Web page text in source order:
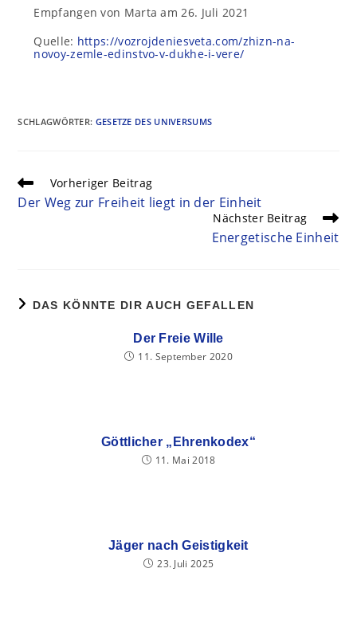
Empfangen von Marta am 26. Juli 2021
Quelle: https://vozrojdeniesveta.com/zhizn-na-
novoy-zemle-edinstvo-v-dukhe-i-vere/
SCHLAGWÖRTER: GESETZE DES UNIVERSUMS
Vorheriger Beitrag
Der Weg zur Freiheit liegt in der Einheit
Nächster Beitrag
Energetische Einheit
DAS KÖNNTE DIR AUCH GEFALLEN
Der Freie Wille
11. September 2020
Göttlicher „Ehrenkodex“
11. Mai 2018
Jäger nach Geistigkeit
23. Juli 2025